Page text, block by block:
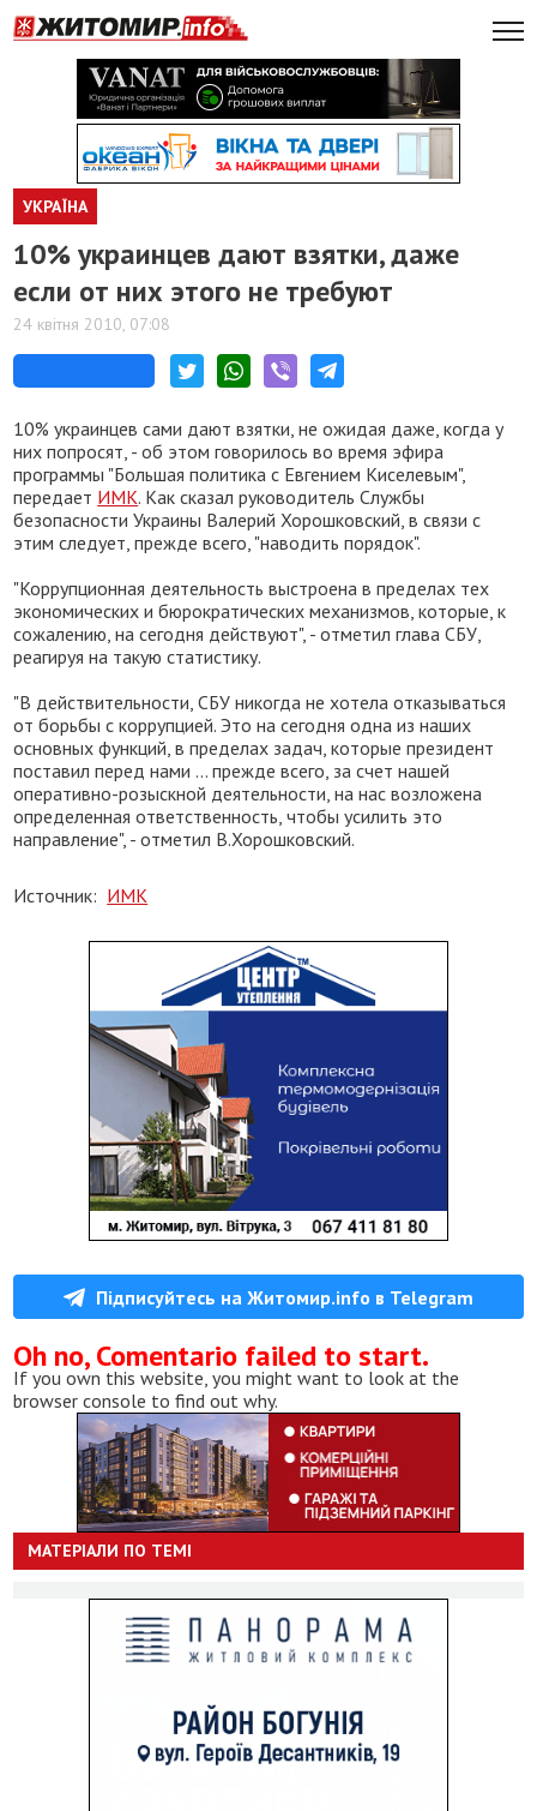
УКРАЇНА
10% украинцев дают взятки, даже
если от них этого не требуют
24 квітня 2010, 07:08
10% украинцев сами дают взятки, не ожидая даже, когда у
них попросят, - об этом говорилось во время эфира
программы "Большая политика с Евгением Киселевым",
передает ИМК. Как сказал руководитель Службы
безопасности Украины Валерий Хорошковский, в связи с
этим следует, прежде всего, "наводить порядок".
"Коррупционная деятельность выстроена в пределах тех
экономических и бюрократических механизмов, которые, к
сожалению, на сегодня действуют", - отметил глава СБУ,
реагируя на такую статистику.
"В действительности, СБУ никогда не хотела отказываться
от борьбы с коррупцией. Это на сегодня одна из наших
основных функций, в пределах задач, которые президент
поставил перед нами ... прежде всего, за счет нашей
оперативно-розыскной деятельности, на нас возложена
определенная ответственность, чтобы усилить это
направление", - отметил В.Хорошковский.
Источник: ИМК
Підписуйтесь на Житомир.info в Telegram
Oh no, Comentario failed to start.
If you own this website, you might want to look at the
browser console to find out why.
МАТЕРІАЛИ ПО ТЕМІ